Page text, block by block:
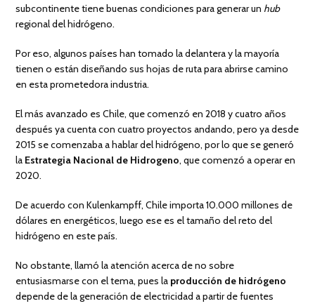
subcontinente tiene buenas condiciones para generar un hub
regional del hidrógeno.
Por eso, algunos países han tomado la delantera y la mayoría
tienen o están diseñando sus hojas de ruta para abrirse camino
en esta prometedora industria.
El más avanzado es Chile, que comenzó en 2018 y cuatro años
después ya cuenta con cuatro proyectos andando, pero ya desde
2015 se comenzaba a hablar del hidrógeno, por lo que se generó
la Estrategia Nacional de Hidrogeno, que comenzó a operar en
2020.
De acuerdo con Kulenkampff, Chile importa 10.000 millones de
dólares en energéticos, luego ese es el tamaño del reto del
hidrógeno en este país.
No obstante, llamó la atención acerca de no sobre
entusiasmarse con el tema, pues la producción de hidrógeno
depende de la generación de electricidad a partir de fuentes